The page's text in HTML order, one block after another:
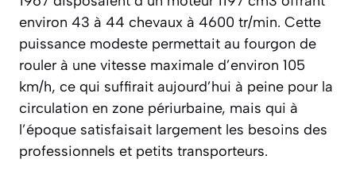
environ 43 à 44 chevaux à 4600 tr/min. Cette
puissance modeste permettait au fourgon de
rouler à une vitesse maximale d’environ 105
km/h, ce qui suffirait aujourd’hui à peine pour la
circulation en zone périurbaine, mais qui à
l’époque satisfaisait largement les besoins des
professionnels et petits transporteurs.